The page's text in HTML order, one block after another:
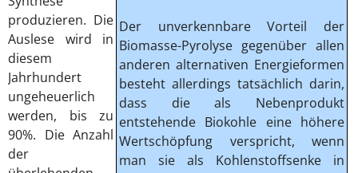
Der unverkennbare Vorteil der
Biomasse-Pyrolyse gegenüber allen
anderen alternativen Energieformen
besteht allerdings tatsächlich darin,
dass die als Nebenprodukt
entstehende Biokohle eine höhere
Wertschöpfung verspricht, wenn
man sie als Kohlenstoffsenke in
produzieren. Die
Auslese wird in
diesem
Jahrhundert
ungeheuerlich
werden, bis zu
90%. Die Anzahl
der